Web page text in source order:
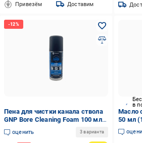
Привезём Доставим
Пена для чистки канала ствола
GNP Bore Cleaning Foam 100 мл
(21542815)
оценить 3 варианта
в
Масло
50 мл